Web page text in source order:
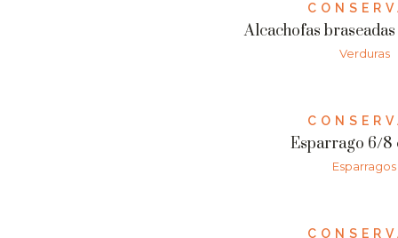
Alcachofas
Verduras
Esparrago 6/8
Esparragos